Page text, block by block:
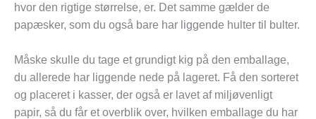
hvor den rigtige størrelse, er. Det samme gælder de
papæsker, som du også bare har liggende hulter til bulter.
Måske skulle du tage et grundigt kig på den emballage,
du allerede har liggende nede på lageret. Få den sorteret
og placeret i kasser, der også er lavet af miljøvenligt
papir, så du får et overblik over, hvilken emballage du har